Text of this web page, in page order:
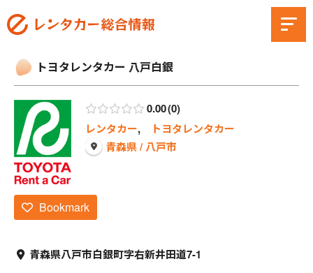
トヨタレンタカー 八戸白銀
0.00 0
レンタカー,
トヨタレンタカー
青森県 / 八戸市
Bookmark
青森県八戸市白銀町字右新井田道7-1